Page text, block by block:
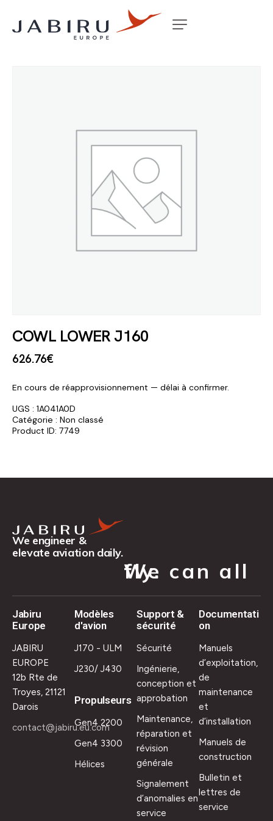
Accueil Non classé
COWL LOWER J160
626.76€
En cours de réapprovisionnement — délai à confirmer.
UGS : 1A041A0D
Catégorie : Non classé
Product ID: 7749
We engineer &
elevate aviation daily.
We can all fly.
Jabiru
Europe
JABIRU
EUROPE
12b Rte de
Troyes, 21121
Darois
contact@jabiru.eu.com
Modèles
d'avion
J170 - ULM
J230/ J430
Propulseurs
Gen4 2200
Gen4 3300
Hélices
Support &
sécurité
Sécurité
Ingénierie,
conception et
approbation
Maintenance,
réparation et
révision
générale
Signalement
d’anomalies en
service
Documentati
on
Manuels
d’exploitation,
de
maintenance
et
d’installation
Manuels de
construction
Bulletin et
lettres de
service